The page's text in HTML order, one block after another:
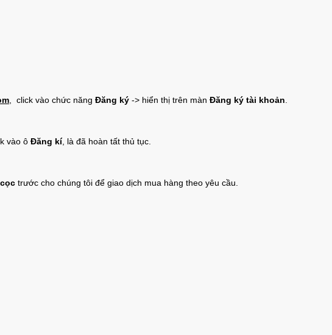
, click vào chức năng Đăng ký -> hiển thị trên màn Đăng ký tài khoản
vào ô Đăng kí, là đã hoàn tất thủ tục.
trước cho chúng tôi để giao dịch mua hàng theo yêu cầu.